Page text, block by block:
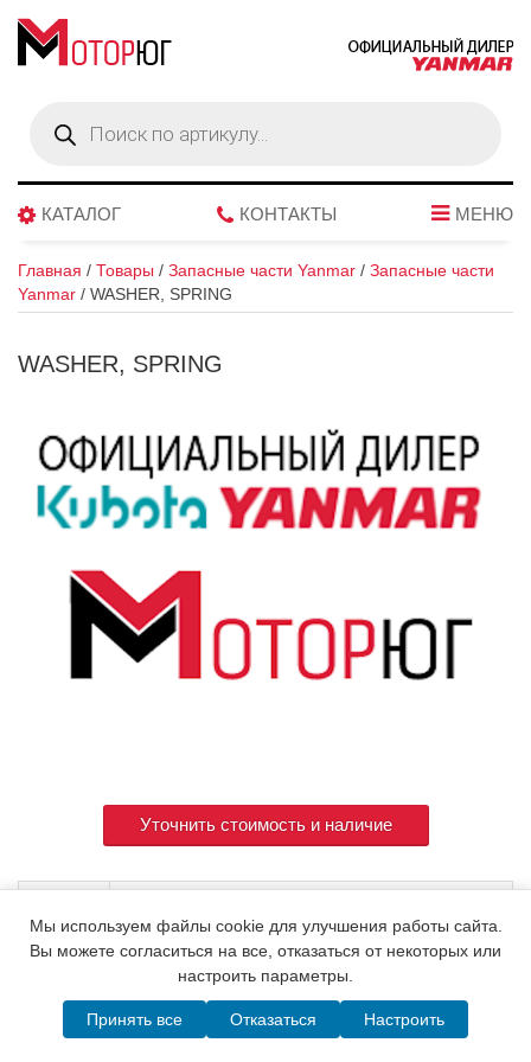
товаров
КАТАЛОГ КОНТАКТЫ МЕНЮ
Главная / Товары / Запасные части Yanmar / Запасные части
Yanmar / WASHER, SPRING
WASHER, SPRING
Уточнить стоимость и наличие
© 2015. Все права защищены.Мотор-Юг
Написать в MAX Telegram WhatsApp Позвонить
Мы используем файлы cookie для улучшения работы сайта.
Вы можете согласиться на все, отказаться от некоторых или
настроить параметры.
Принять все Отказаться Настроить